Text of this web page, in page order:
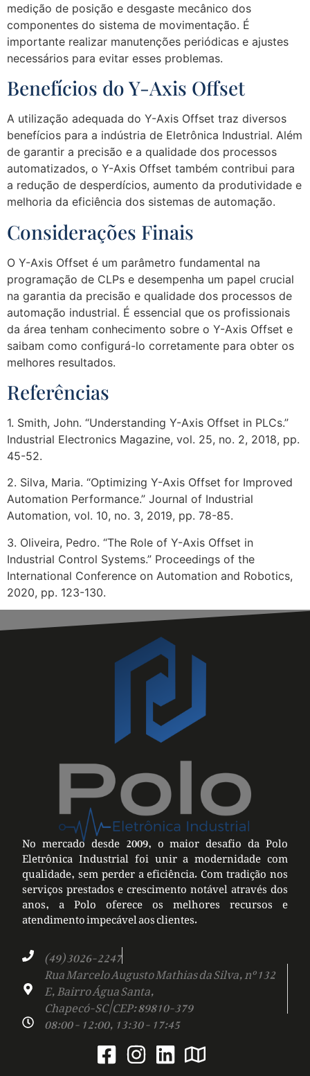
medição de posição e desgaste mecânico dos
componentes do sistema de movimentação. É
importante realizar manutenções periódicas e ajustes
necessários para evitar esses problemas.
Benefícios do Y-Axis Offset
A utilização adequada do Y-Axis Offset traz diversos
benefícios para a indústria de Eletrônica Industrial. Além
de garantir a precisão e a qualidade dos processos
automatizados, o Y-Axis Offset também contribui para
a redução de desperdícios, aumento da produtividade e
melhoria da eficiência dos sistemas de automação.
Considerações Finais
O Y-Axis Offset é um parâmetro fundamental na
programação de CLPs e desempenha um papel crucial
na garantia da precisão e qualidade dos processos de
automação industrial. É essencial que os profissionais
da área tenham conhecimento sobre o Y-Axis Offset e
saibam como configurá-lo corretamente para obter os
melhores resultados.
Referências
1. Smith, John. “Understanding Y-Axis Offset in PLCs.”
Industrial Electronics Magazine, vol. 25, no. 2, 2018, pp.
45-52.
2. Silva, Maria. “Optimizing Y-Axis Offset for Improved
Automation Performance.” Journal of Industrial
Automation, vol. 10, no. 3, 2019, pp. 78-85.
3. Oliveira, Pedro. “The Role of Y-Axis Offset in
Industrial Control Systems.” Proceedings of the
International Conference on Automation and Robotics,
2020, pp. 123-130.
No mercado desde 2009, o maior desafio da Polo
Eletrônica Industrial foi unir a modernidade com
qualidade, sem perder a eficiência. Com tradição nos
serviços prestados e crescimento notável através dos
anos, a Polo oferece os melhores recursos e
atendimento impecável aos clientes.
(49) 3026-2247
Rua Marcelo Augusto Mathias da Silva, nº 132
E, Bairro Água Santa,
Chapecó-SC | CEP: 89810-379
08:00 - 12:00, 13:30 - 17:45